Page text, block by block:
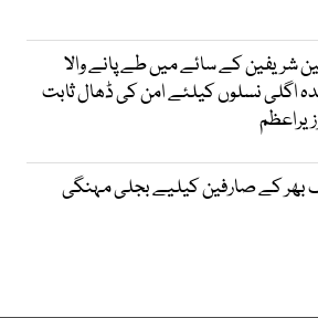
شریفین کے سائے میں طے پانے والا
اگلی نسلوں کیلئے امن کی ڈھال ثابت
کے صارفین کیلیے بجلی مہنگی